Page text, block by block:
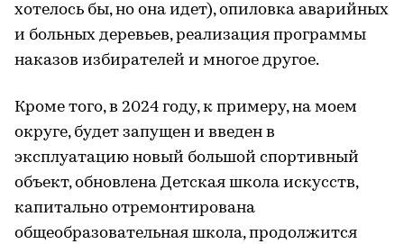
хотелось бы, но она идет), опиловка аварийных
и больных деревьев, реализация программы
наказов избирателей и многое другое.
Кроме того, в 2024 году, к примеру, на моем
округе, будет запущен и введен в
эксплуатацию новый большой спортивный
объект, обновлена Детская школа искусств,
капитально отремонтирована
общеобразовательная школа, продолжится